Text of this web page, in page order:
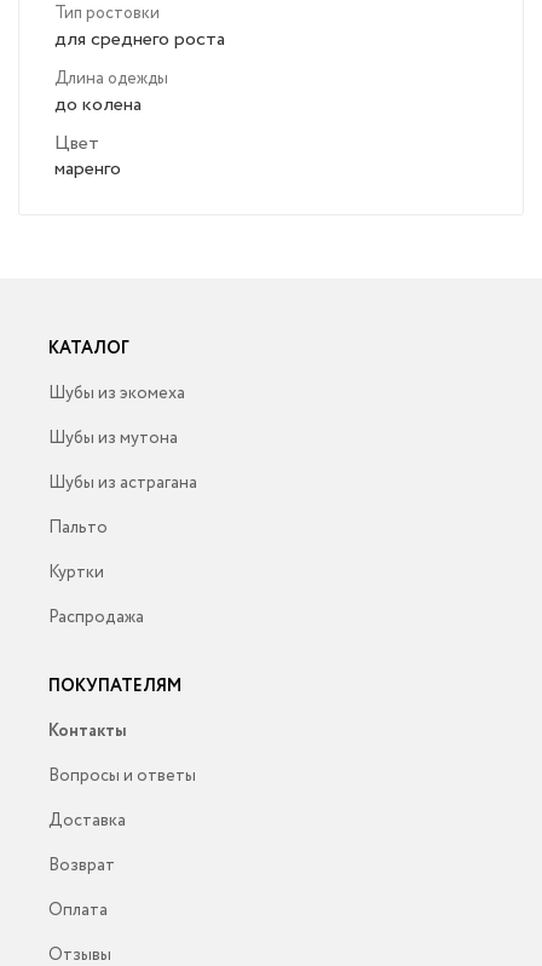
Тип ростовки
для среднего роста
Длина одежды
до колена
Цвет
маренго
КАТАЛОГ
Шубы из экомеха
Шубы из мутона
Шубы из астрагана
Пальто
Куртки
Распродажа
ПОКУПАТЕЛЯМ
Контакты
Вопросы и ответы
Доставка
Возврат
Оплата
Отзывы